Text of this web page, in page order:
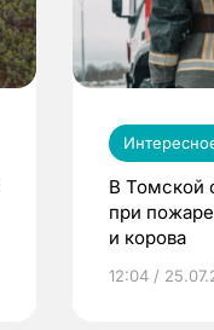
В Томской
при
и корова
12:04 /